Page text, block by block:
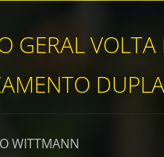
GERAL
LAGO WITTMANN